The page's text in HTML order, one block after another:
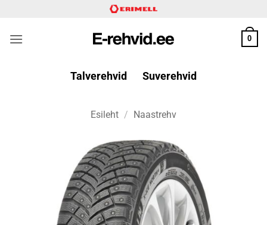
content
0
Talverehvid Suverehvid
Esileht / Naastrehv